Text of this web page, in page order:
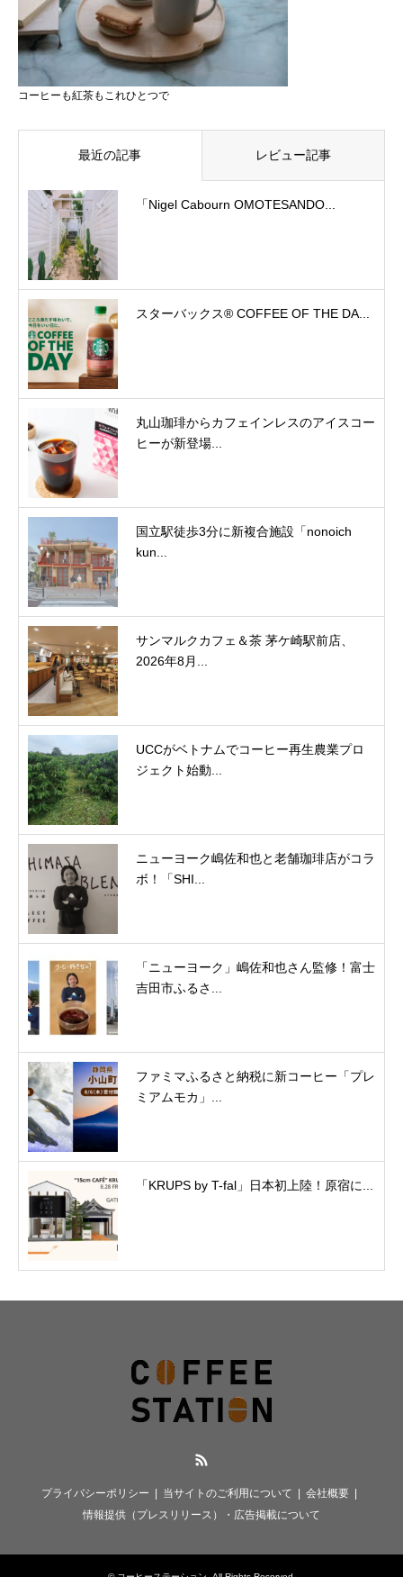
コーヒーも紅茶もこれひとつで
最近の記事 レビュー記事
「Nigel Cabourn OMOTESANDO...
スターバックス® COFFEE OF THE DA...
丸山珈琲からカフェインレスのアイスコー
ヒーが新登場...
国立駅徒歩3分に新複合施設「nonoich
kun...
サンマルクカフェ＆茶 茅ケ崎駅前店、
2026年8月...
UCCがベトナムでコーヒー再生農業プロ
ジェクト始動...
ニューヨーク嶋佐和也と老舗珈琲店がコラ
ボ！「SHI...
「ニューヨーク」嶋佐和也さん監修！富士
吉田市ふるさ...
ファミマふるさと納税に新コーヒー「プレ
ミアムモカ」...
「KRUPS by T-fal」日本初上陸！原宿に...
プライバシーポリシー 当サイトのご利用について
会社概要
情報提供（プレスリリース）・広告掲載について